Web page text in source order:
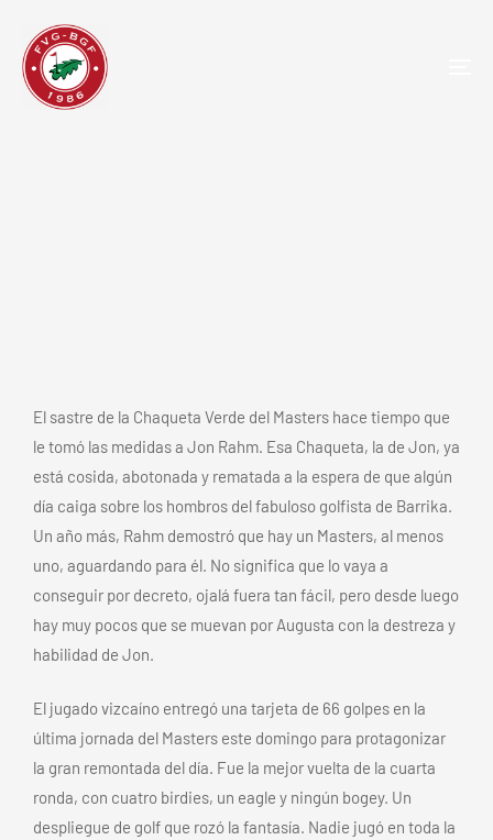
El sastre de la Chaqueta Verde del Masters hace tiempo que
le tomó las medidas a Jon Rahm. Esa Chaqueta, la de Jon, ya
está cosida, abotonada y rematada a la espera de que algún
día caiga sobre los hombros del fabuloso golfista de Barrika.
Un año más, Rahm demostró que hay un Masters, al menos
uno, aguardando para él. No significa que lo vaya a
conseguir por decreto, ojalá fuera tan fácil, pero desde luego
hay muy pocos que se muevan por Augusta con la destreza y
habilidad de Jon.
El jugado vizcaíno entregó una tarjeta de 66 golpes en la
última jornada del Masters este domingo para protagonizar
la gran remontada del día. Fue la mejor vuelta de la cuarta
ronda, con cuatro birdies, un eagle y ningún bogey. Un
despliegue de golf que rozó la fantasía. Nadie jugó en toda la